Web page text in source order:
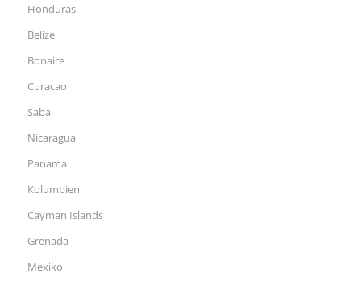
Honduras
Belize
Bonaire
Curacao
Saba
Nicaragua
Panama
Kolumbien
Cayman Islands
Grenada
Mexiko